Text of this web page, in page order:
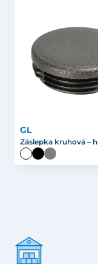
GL
Záslepka kruhová –